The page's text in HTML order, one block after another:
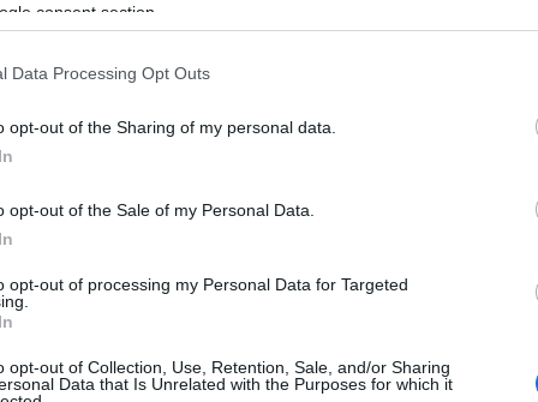
consent section.
Data Processing Opt Outs
opt-out of the Sharing of my personal data.
opt-out of the Sale of my Personal Data.
opt-out of processing my Personal Data for Targeted
opt-out of Collection, Use, Retention, Sale, and/or Sharing
Data that Is Unrelated with the Purposes for which it
hiányosságokat látunk. A gépgyártásban, a
vagy az elektronikai gyártásban működő cégek
idegenkedve tekint a kiberbiztonsági
mint bármely más szervezet.
problémák és kihívások, amelyekkel az